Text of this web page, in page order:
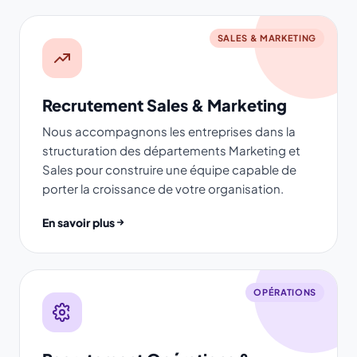
SALES & MARKETING
Recrutement Sales & Marketing
Nous accompagnons les entreprises dans la
structuration des départements Marketing et
Sales pour construire une équipe capable de
porter la croissance de votre organisation.
En savoir plus
OPÉRATIONS